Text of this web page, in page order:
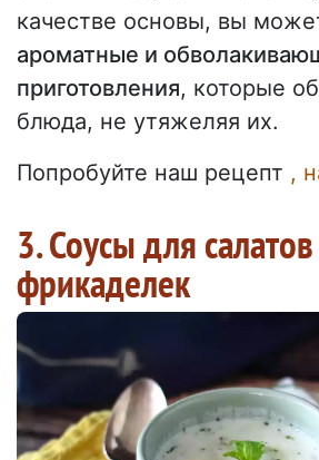
качестве основы, вы
ароматные и
приготовления, которые
блюда, не утяжеляя их.
Попробуйте наш рецепт ,
3. Соусы для
фрикаделек